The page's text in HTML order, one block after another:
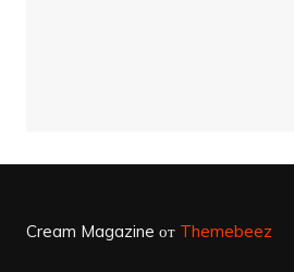
Cream Magazine от Themebeez